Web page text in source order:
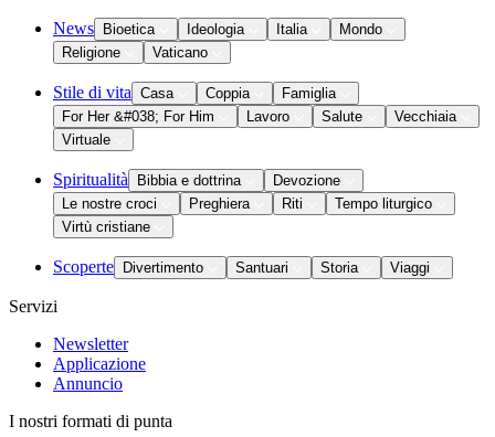
News Bioetica Ideologia Italia
Mondo
Religione
Vaticano
Stile di vita Casa Coppia
Famiglia
For Her &#038; For Him
Lavoro Salute
Vecchiaia
Virtuale
Spiritualità Bibbia e dottrina
Devozione
Le nostre croci
Preghiera Riti
Tempo liturgico
Virtù cristiane
Scoperte Divertimento Santuari Storia Viaggi
Servizi
Newsletter
Applicazione
Annuncio
I nostri formati di punta